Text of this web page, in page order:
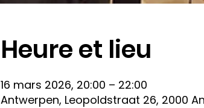
Heure et lieu
16 mars 2026, 20:00 – 22:00
Antwerpen, Leopoldstraat 26, 2000